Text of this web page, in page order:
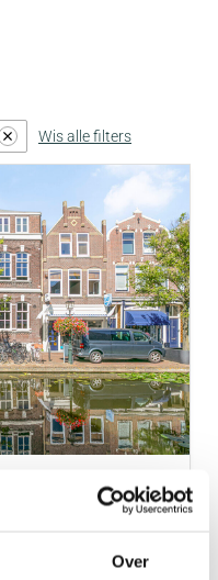
Over
Wis alle filters